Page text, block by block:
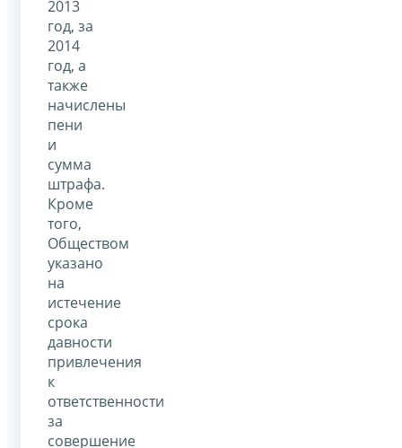
2013
год, за
2014
год, а
также
начислены
пени
и
сумма
штрафа.
Кроме
того,
Обществом
указано
на
истечение
срока
давности
привлечения
к
ответственности
за
совершение